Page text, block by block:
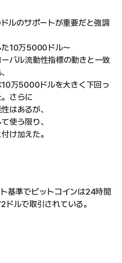
ルのサポートが重要だと強調
た10万5000ドル～
バル流動性指標の動きと一致
10万5000ドルを大きく下回っ
さらに
はあるが、
使う限り、
け加えた。
基準でビットコインは24時間
ルで取引されている。